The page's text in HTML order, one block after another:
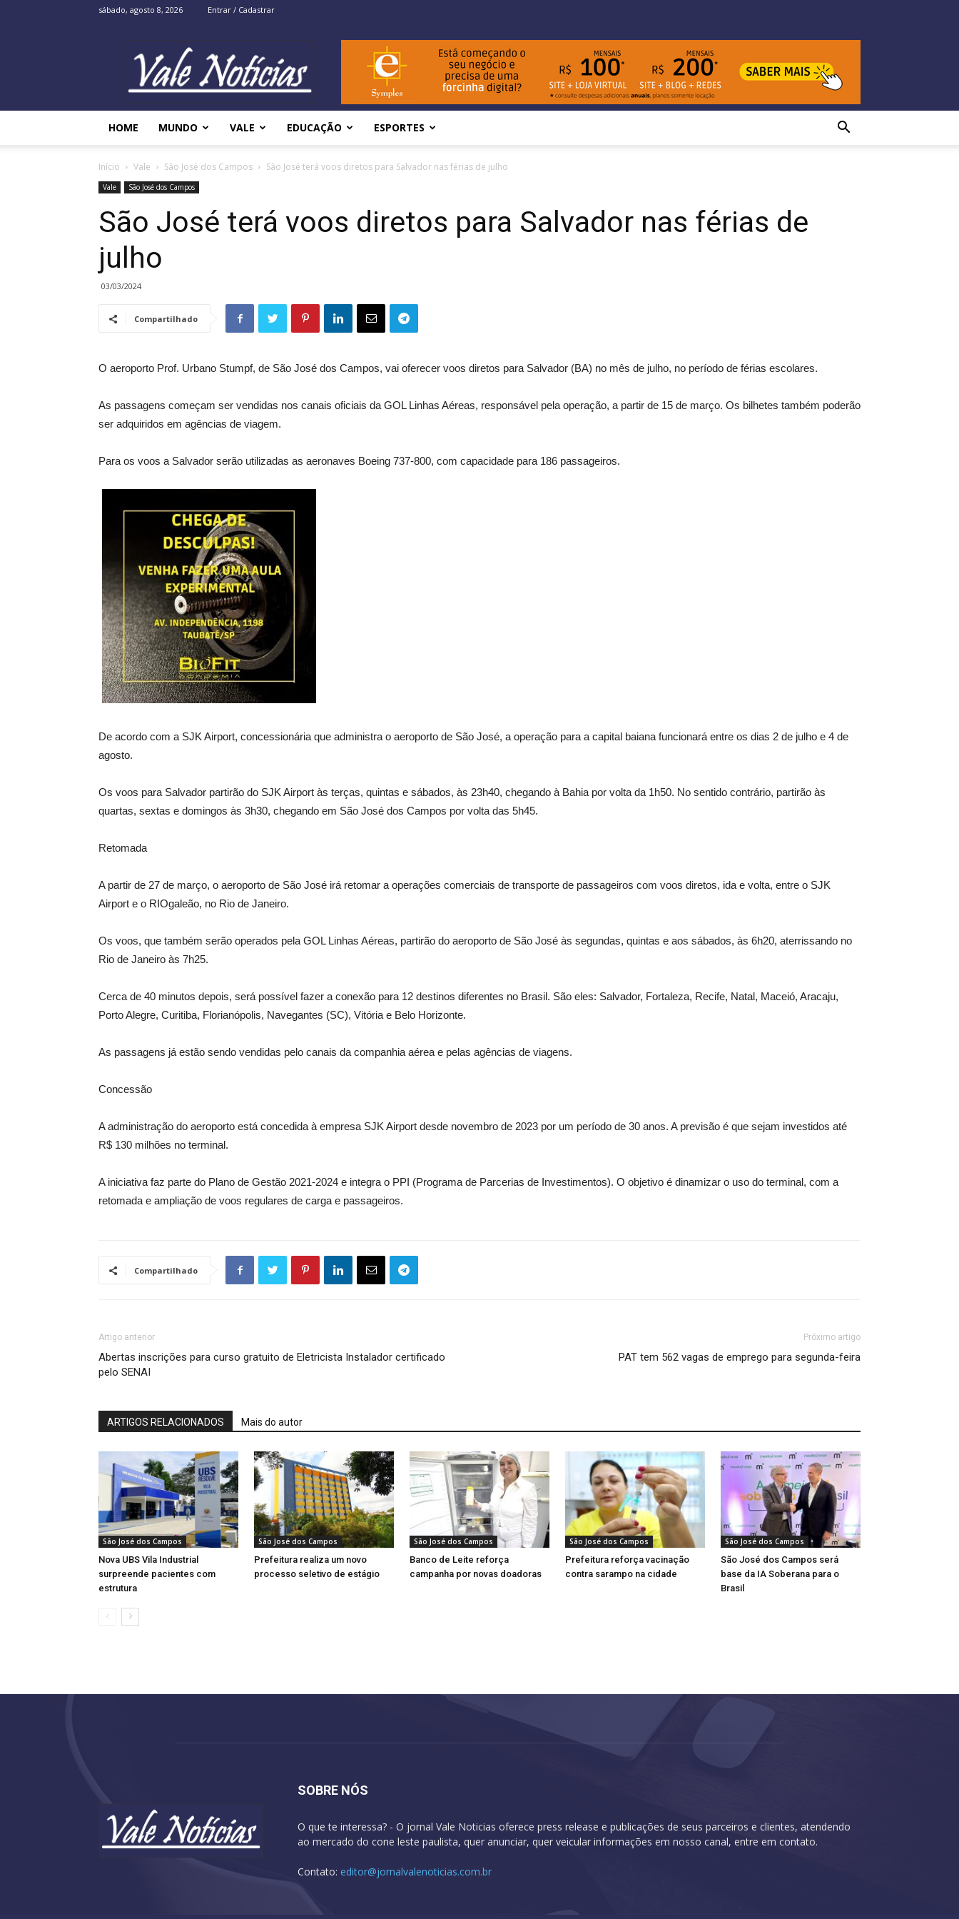
sábado, agosto 8, 2026 Entrar / Cadastrar
Noticias
HOME MUNDO VALE EDUCAÇÃO ESPORTES
Início Vale São José dos Campos São José terá voos diretos para Salvador nas férias de julho
Vale São José dos Campos
São José terá voos diretos para Salvador nas férias de
julho
03/03/2024
Compartilhado
O aeroporto Prof. Urbano Stumpf, de São José dos Campos, vai oferecer voos diretos para Salvador (BA) no mês de julho, no período de férias escolares.
As passagens começam ser vendidas nos canais oficiais da GOL Linhas Aéreas, responsável pela operação, a partir de 15 de março. Os bilhetes também poderão
ser adquiridos em agências de viagem.
Para os voos a Salvador serão utilizadas as aeronaves Boeing 737-800, com capacidade para 186 passageiros.
De acordo com a SJK Airport, concessionária que administra o aeroporto de São José, a operação para a capital baiana funcionará entre os dias 2 de julho e 4 de
agosto.
Os voos para Salvador partirão do SJK Airport às terças, quintas e sábados, às 23h40, chegando à Bahia por volta da 1h50. No sentido contrário, partirão às
quartas, sextas e domingos às 3h30, chegando em São José dos Campos por volta das 5h45.
Retomada
A partir de 27 de março, o aeroporto de São José irá retomar a operações comerciais de transporte de passageiros com voos diretos, ida e volta, entre o SJK
Airport e o RIOgaleão, no Rio de Janeiro.
Os voos, que também serão operados pela GOL Linhas Aéreas, partirão do aeroporto de São José às segundas, quintas e aos sábados, às 6h20, aterrissando no
Rio de Janeiro às 7h25.
Cerca de 40 minutos depois, será possível fazer a conexão para 12 destinos diferentes no Brasil. São eles: Salvador, Fortaleza, Recife, Natal, Maceió, Aracaju,
Porto Alegre, Curitiba, Florianópolis, Navegantes (SC), Vitória e Belo Horizonte.
As passagens já estão sendo vendidas pelo canais da companhia aérea e pelas agências de viagens.
Concessão
A administração do aeroporto está concedida à empresa SJK Airport desde novembro de 2023 por um período de 30 anos. A previsão é que sejam investidos até
R$ 130 milhões no terminal.
A iniciativa faz parte do Plano de Gestão 2021-2024 e integra o PPI (Programa de Parcerias de Investimentos). O objetivo é dinamizar o uso do terminal, com a
retomada e ampliação de voos regulares de carga e passageiros.
Compartilhado
Artigo anterior
Abertas inscrições para curso gratuito de Eletricista Instalador certificado
pelo SENAI
Próximo artigo
PAT tem 562 vagas de emprego para segunda-feira
ARTIGOS RELACIONADOS Mais do autor
São José dos Campos
Nova UBS Vila Industrial
surpreende pacientes com
estrutura
São José dos Campos
Prefeitura realiza um novo
processo seletivo de estágio
São José dos Campos
Banco de Leite reforça
campanha por novas doadoras
São José dos Campos
Prefeitura reforça vacinação
contra sarampo na cidade
São José dos Campos
São José dos Campos será
base da IA Soberana para o
Brasil
SOBRE NÓS
O que te interessa? - O jornal Vale Noticias oferece press release e publicações de seus parceiros e clientes, atendendo
ao mercado do cone leste paulista, quer anunciar, quer veicular informações em nosso canal, entre em contato.
Contato: editor@jornalvalenoticias.com.br